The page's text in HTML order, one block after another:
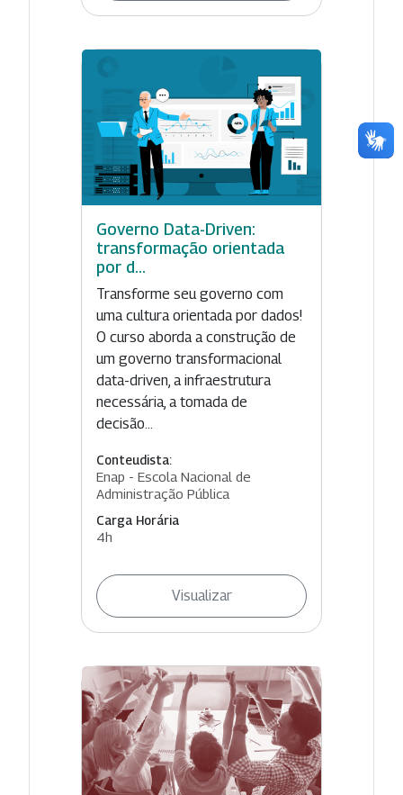
Governo Data-Driven:
transformação orientada
por d...
Transforme seu governo com
uma cultura orientada por dados!
O curso aborda a construção de
um governo transformacional
data-driven, a infraestrutura
necessária, a tomada de
decisão...
Conteudista:
Enap - Escola Nacional de
Administração Pública
Carga Horária
4h
Visualizar